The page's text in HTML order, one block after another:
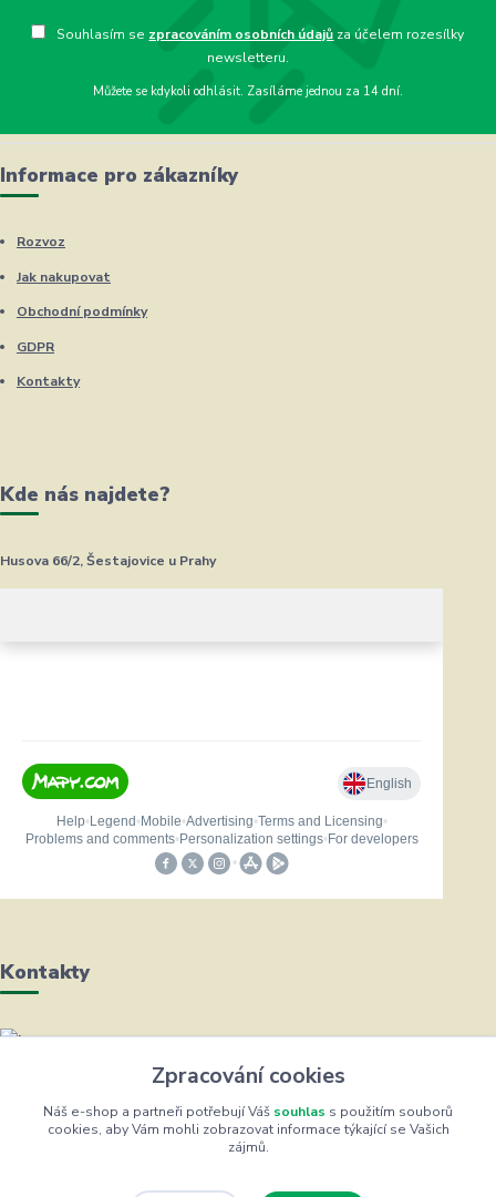
Souhlasím se zpracováním osobních údajů za účelem rozesílky
newsletteru.
Můžete se kdykoli odhlásit. Zasíláme jednou za 14 dní.
Informace pro zákazníky
Rozvoz
Jak nakupovat
Obchodní podmínky
GDPR
Kontakty
Kde nás najdete?
Husova 66/2, Šestajovice u Prahy
Kontakty
Helena Bayerová
+420 604 711 491
(Po-Čt, 8-16 hod.)
Zpracování cookies
Náš e-shop a partneři potřebují Váš souhlas s použitím souborů
cookies, aby Vám mohli zobrazovat informace týkající se Vašich
zájmů.